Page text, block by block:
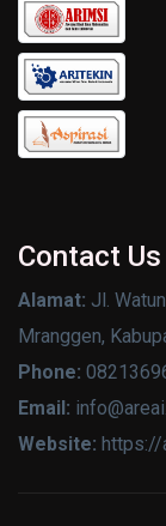
Contact Us
Alamat: Jl.
Mranggen,
Phone:
Email:
Website: https://